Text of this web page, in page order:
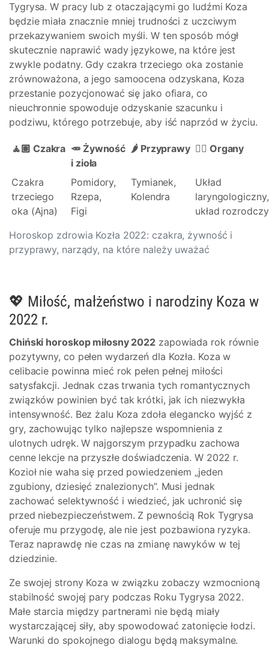
Tygrysa. W pracy lub z otaczającymi go ludźmi Koza
będzie miała znacznie mniej trudności z uczciwym
przekazywaniem swoich myśli. W ten sposób mógł
skutecznie naprawić wady językowe, na które jest
zwykle podatny. Gdy czakra trzeciego oka zostanie
zrównoważona, a jego samoocena odzyskana, Koza
przestanie pozycjonować się jako ofiara, co
nieuchronnie spowoduje odzyskanie szacunku i
podziwu, którego potrzebuje, aby iść naprzód w życiu.
Horoskop zdrowia Kozła 2022: czakra, żywność i
przyprawy, narządy, na które należy uważać
🧘🏽 Czakra 🥕 Żywność
i zioła
🌶️ Przyprawy 👩‍⚕️ Organy
Czakra
trzeciego
oka (Ajna)
Pomidory,
Rzepa,
Figi
Tymianek,
Kolendra
Układ
laryngologiczny,
układ rozrodczy
💖 Miłość, małżeństwo i narodziny Koza w
2022 r.
Chiński horoskop miłosny 2022 zapowiada rok równie
pozytywny, co pełen wydarzeń dla Kozła. Koza w
celibacie powinna mieć rok pełen pełnej miłości
satysfakcji. Jednak czas trwania tych romantycznych
związków powinien być tak krótki, jak ich niezwykła
intensywność. Bez żalu Koza zdoła elegancko wyjść z
gry, zachowując tylko najlepsze wspomnienia z
ulotnych udręk. W najgorszym przypadku zachowa
cenne lekcje na przyszłe doświadczenia. W 2022 r.
Kozioł nie waha się przed powiedzeniem „jeden
zgubiony, dziesięć znalezionych”. Musi jednak
zachować selektywność i wiedzieć, jak uchronić się
przed niebezpieczeństwem. Z pewnością Rok Tygrysa
oferuje mu przygodę, ale nie jest pozbawiona ryzyka.
Teraz naprawdę nie czas na zmianę nawyków w tej
dziedzinie.
Ze swojej strony Koza w związku zobaczy wzmocnioną
stabilność swojej pary podczas Roku Tygrysa 2022.
Małe starcia między partnerami nie będą miały
wystarczającej siły, aby spowodować zatonięcie łodzi.
Warunki do spokojnego dialogu będą maksymalne.